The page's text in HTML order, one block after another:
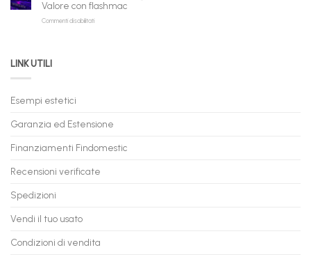
Ricondizionati,
Spedizione
Rate
Online:
anche
a
Valore con flashmac
Commenti disabilitatisu
in
con
LINK UTILI
Esempi estetici
Garanzia ed Estensione
Finanziamenti Findomestic
Recensioni verificate
Spedizioni
Vendi il tuo usato
Condizioni di vendita